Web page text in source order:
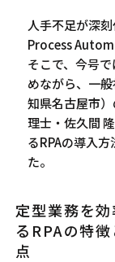
人手不足が深
Process
そこで、今号
めながら、一
知県名古屋市
理士・佐久間
るRPAの導入
た。
定型業務を
るRPAの特
点